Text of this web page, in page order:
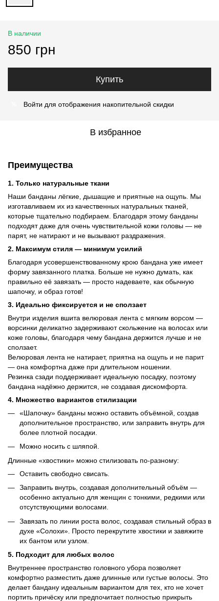
В наличии
850 грн
Купить
Войти для отображения накопительной скидки
В избранное
Преимущества
1. Только натуральные ткани
Наши банданы лёгкие, дышащие и приятные на ощупь. Мы
изготавливаем их из качественных натуральных тканей,
которые тщательно подбираем. Благодаря этому банданы
подходят даже для очень чувствительной кожи головы — не
парят, не натирают и не вызывают раздражения.
2. Максимум стиля — минимум усилий
Благодаря усовершенствованному крою бандана уже имеет
форму завязанного платка. Больше не нужно думать, как
правильно её завязать — просто надеваете, как обычную
шапочку, и образ готов!
3. Идеально фиксируется и не сползает
Внутри изделия вшита велюровая лента с мягким ворсом —
ворсинки деликатно задерживают скольжение на волосах или
коже головы, благодаря чему бандана держится лучше и не
сползает.
Велюровая лента не натирает, приятна на ощупь и не парит
— она комфортна даже при длительном ношении.
Резинка сзади поддерживает идеальную посадку, поэтому
бандана надёжно держится, не создавая дискомфорта.
4. Множество вариантов стилизации
«Шапочку» банданы можно оставить объёмной, создав
дополнительное пространство, или заправить внутрь для
более плотной посадки.
Можно носить с шляпой.
Длинные «хвостики» можно стилизовать по-разному:
Оставить свободно свисать.
Заправить внутрь, создавая дополнительный объём —
особенно актуально для женщин с тонкими, редкими или
отсутствующими волосами.
Завязать по линии роста волос, создавая стильный образ в
духе «Солохи». Просто перекрутите хвостики и завяжите
их бантом или узлом.
5. Подходит для любых волос
Внутреннее пространство головного убора позволяет
комфортно разместить даже длинные или густые волосы. Это
делает бандану идеальным вариантом для тех, кто не хочет
портить причёску или предпочитает полностью прикрыть